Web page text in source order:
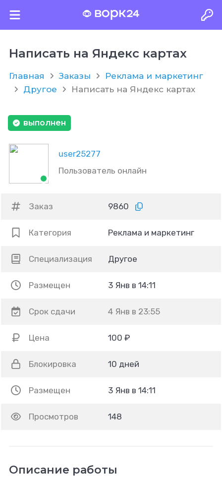
Написать на Яндекс картах
Главная Заказы
Реклама и маркетинг
Другое
Написать на Яндекс картах
user25277
Пользователь онлайн
выполнен
Заказ 9860
Категория Реклама и маркетинг
Специализация Другое
Размещен 3 Янв в 14:11
Срок сдачи 4 Янв в 23:55
Цена 100 ₽
Блокировка 10 дней
Размещен 3 Янв в 14:11
Просмотров 148
Описание работы